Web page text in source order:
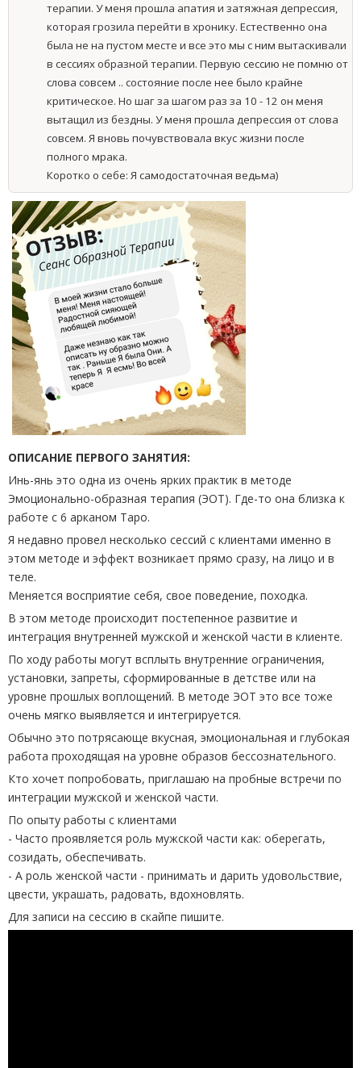
терапии. У меня прошла апатия и затяжная депрессия,
которая грозила перейти в хронику. Естественно она
была не на пустом месте и все это мы с ним вытаскивали
в сессиях образной терапии. Первую сессию не помню от
слова совсем .. состояние после нее было крайне
критическое. Но шаг за шагом раз за 10 - 12 он меня
вытащил из бездны. У меня прошла депрессия от слова
совсем. Я вновь почувствовала вкус жизни после
полного мрака.
Коротко о себе: Я самодостаточная ведьма)
ОПИСАНИЕ ПЕРВОГО ЗАНЯТИЯ:
Инь-янь это одна из очень ярких практик в методе
Эмоционально-образная терапия (ЭОТ). Где-то она близка к
работе с 6 арканом Таро.
Я недавно провел несколько сессий с клиентами именно в
этом методе и эффект возникает прямо сразу, на лицо и в
теле.
Меняется восприятие себя, свое поведение, походка.
В этом методе происходит постепенное развитие и
интеграция внутренней мужской и женской части в клиенте.
По ходу работы могут всплыть внутренние ограничения,
установки, запреты, сформированные в детстве или на
уровне прошлых воплощений. В методе ЭОТ это все тоже
очень мягко выявляется и интегрируется.
Обычно это потрясающе вкусная, эмоциональная и глубокая
работа проходящая на уровне образов бессознательного.
Кто хочет попробовать, приглашаю на пробные встречи по
интеграции мужской и женской части.
По опыту работы с клиентами
- Часто проявляется роль мужской части как: оберегать,
созидать, обеспечивать.
- А роль женской части - принимать и дарить удовольствие,
цвести, украшать, радовать, вдохновлять.
Для записи на сессию в скайпе пишите.